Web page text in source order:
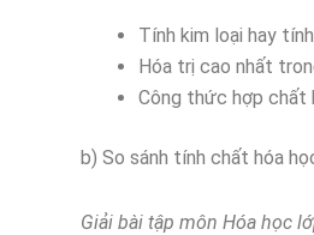
Tính kim loại hay
Hóa trị cao nhất
Công thức hợp chất
b) So sánh tính chất hóa
Giải bài tập môn Hóa học